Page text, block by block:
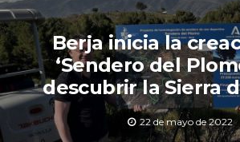
Berja inicia la
‘Sendero del
descubrir la Sierra
22 de mayo de 2022